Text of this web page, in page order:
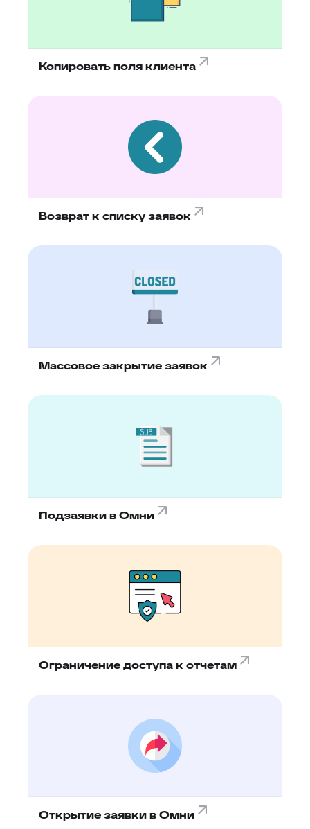
Копировать поля клиента
Возврат к списку заявок
Массовое закрытие заявок
Подзаявки в Омни
Ограничение доступа к отчетам
Открытие заявки в Омни